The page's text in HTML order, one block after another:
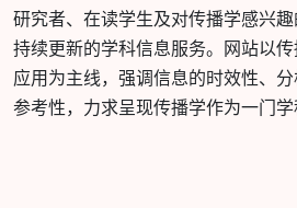
研究者、在读学生及对传播学感兴趣
持续更新的学科信息服务。网站以
应用为主线，强调信息的时效性、
参考性，力求呈现传播学作为一门学